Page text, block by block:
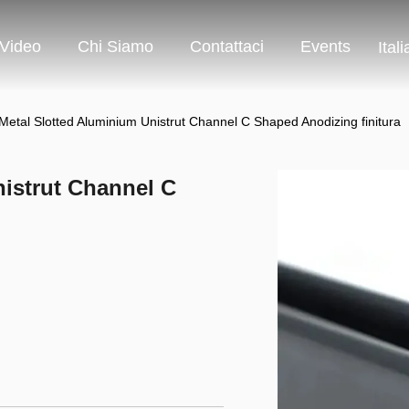
Video Chi Siamo Contattaci Events
Slotted Aluminium Unistrut Channel C Shaped Anodizing finitura
Channel C